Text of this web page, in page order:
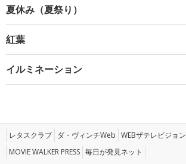
夏休み（夏祭り）
紅葉
イルミネーション
レタスクラブ ダ・ヴィンチWeb WEBザテレビジョン
MOVIE WALKER PRESS 毎日が発見ネット